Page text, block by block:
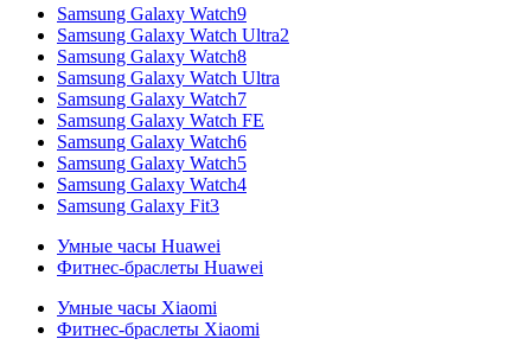
Samsung Galaxy Watch9
Samsung Galaxy Watch Ultra2
Samsung Galaxy Watch8
Samsung Galaxy Watch Ultra
Samsung Galaxy Watch7
Samsung Galaxy Watch FE
Samsung Galaxy Watch6
Samsung Galaxy Watch5
Samsung Galaxy Watch4
Samsung Galaxy Fit3
Умные часы Huawei
Фитнес-браслеты Huawei
Умные часы Xiaomi
Фитнес-браслеты Xiaomi